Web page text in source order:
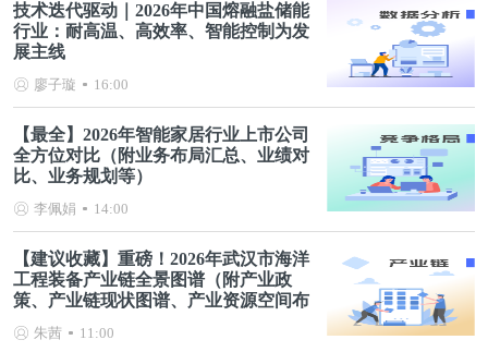
技术迭代驱动｜2026年中国熔融盐储能
行业：耐高温、高效率、智能控制为发
展主线
廖子璇 16:00
【最全】2026年智能家居行业上市公司
全方位对比（附业务布局汇总、业绩对
比、业务规划等）
李佩娟 14:00
【建议收藏】重磅！2026年武汉市海洋
工程装备产业链全景图谱（附产业政
策、产业链现状图谱、产业资源空间布
朱茜 11:00